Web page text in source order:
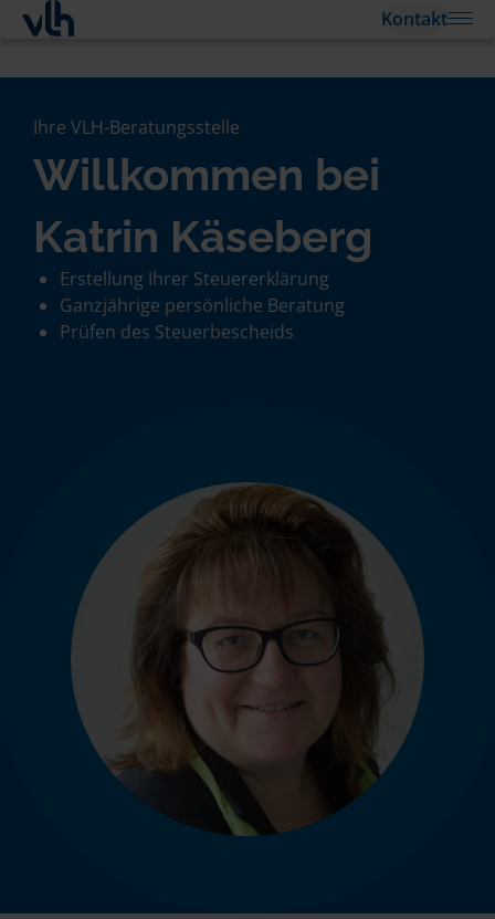
Kontakt
Ihre VLH-Beratungsstelle
Willkommen bei
Katrin Käseberg
Erstellung Ihrer Steuererklärung
Ganzjährige persönliche Beratung
Prüfen des Steuerbescheids